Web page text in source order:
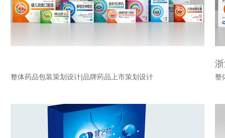
整体药品包装策划设计|品牌药品上市策划设计 整